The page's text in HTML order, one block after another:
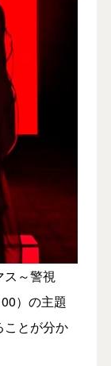
～警視
）の主題
ことが分か